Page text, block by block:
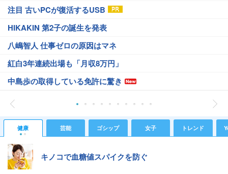
注目 古いPCが復活するUSB
HIKAKIN 第2子の誕生を発表
八嶋智人 仕事ゼロの原因はマネ
紅白3年連続出場も「月収8万円」
中島歩の取得している免許に驚き
健康 芸能 ゴシップ 女子 トレンド
キノコで血糖値スパイクを防ぐ